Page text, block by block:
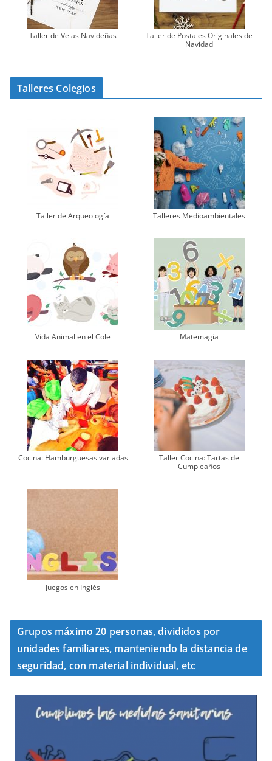
Taller de Velas Navideñas
Taller de Postales Originales de
Navidad
Talleres Colegios
Taller de Arqueología Talleres Medioambientales
Vida Animal en el Cole Matemagia
Cocina: Hamburguesas variadas
Taller Cocina: Tartas de
Cumpleaños
Juegos en Inglés
Grupos máximo 20 personas, divididos por
unidades familiares, manteniendo la distancia de
seguridad, con material individual, etc